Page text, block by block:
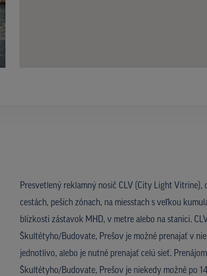
Presvetlený reklamný nosič CLV (City Light Vitrine),
cestách, peších zónach, na miesstach s veľkou
blízkosti zástavok MHD, v metre alebo na stanici.
Škultétyho/Budovate, Prešov je možné prenajať v
jednotlivo, alebo je nutné prenajať celú sieť.
Škultétyho/Budovate, Prešov je niekedy možné po